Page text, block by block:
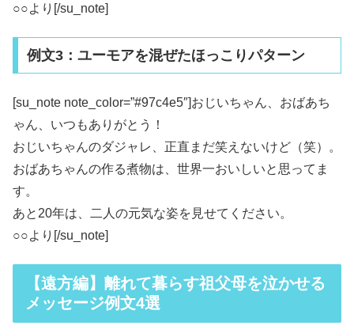
○○より[/su_note]
例文3：ユーモアを混ぜたほっこりパターン
[su_note note_color=”#97c4e5″]おじいちゃん、おばあち
ゃん、いつもありがとう！
おじいちゃんのダジャレ、正直まだ笑えないけど（笑）。
おばあちゃんの作る煮物は、世界一おいしいと思ってま
す。
あと20年は、二人の元気な姿を見せてください。
○○より[/su_note]
【遠方編】離れて暮らす祖父母を泣かせる
メッセージ例文4選